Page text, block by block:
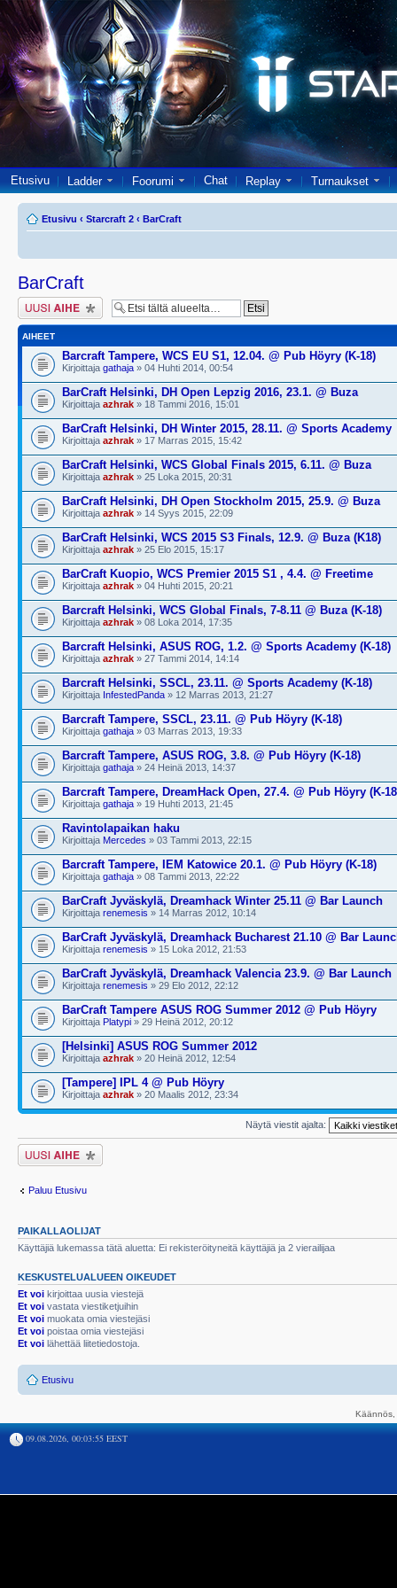
Etusivu Ladder Foorumi Chat Replay Turnaukset
Etusivu ‹ Starcraft 2 ‹ BarCraft
BarCraft
Lähetä uusi viesti
AIHEET
Barcraft Tampere, WCS EU S1, 12.04. @ Pub Höyry (K-18)
Kirjoittaja gathaja » 04 Huhti 2014, 00:54
BarCraft Helsinki, DH Open Lepzig 2016, 23.1. @ Buza
Kirjoittaja azhrak » 18 Tammi 2016, 15:01
BarCraft Helsinki, DH Winter 2015, 28.11. @ Sports Academy
Kirjoittaja azhrak » 17 Marras 2015, 15:42
BarCraft Helsinki, WCS Global Finals 2015, 6.11. @ Buza
Kirjoittaja azhrak » 25 Loka 2015, 20:31
BarCraft Helsinki, DH Open Stockholm 2015, 25.9. @ Buza
Kirjoittaja azhrak » 14 Syys 2015, 22:09
BarCraft Helsinki, WCS 2015 S3 Finals, 12.9. @ Buza (K18)
Kirjoittaja azhrak » 25 Elo 2015, 15:17
BarCraft Kuopio, WCS Premier 2015 S1 , 4.4. @ Freetime
Kirjoittaja azhrak » 04 Huhti 2015, 20:21
Barcraft Helsinki, WCS Global Finals, 7-8.11 @ Buza (K-18)
Kirjoittaja azhrak » 08 Loka 2014, 17:35
Barcraft Helsinki, ASUS ROG, 1.2. @ Sports Academy (K-18)
Kirjoittaja azhrak » 27 Tammi 2014, 14:14
Barcraft Helsinki, SSCL, 23.11. @ Sports Academy (K-18)
Kirjoittaja InfestedPanda » 12 Marras 2013, 21:27
Barcraft Tampere, SSCL, 23.11. @ Pub Höyry (K-18)
Kirjoittaja gathaja » 03 Marras 2013, 19:33
Barcraft Tampere, ASUS ROG, 3.8. @ Pub Höyry (K-18)
Kirjoittaja gathaja » 24 Heinä 2013, 14:37
Barcraft Tampere, DreamHack Open, 27.4. @ Pub Höyry (K-
Kirjoittaja gathaja » 19 Huhti 2013, 21:45
Ravintolapaikan haku
Kirjoittaja Mercedes » 03 Tammi 2013, 22:15
Barcraft Tampere, IEM Katowice 20.1. @ Pub Höyry (K-18)
Kirjoittaja gathaja » 08 Tammi 2013, 22:22
BarCraft Jyväskylä, Dreamhack Winter 25.11 @ Bar Launch
Kirjoittaja renemesis » 14 Marras 2012, 10:14
BarCraft Jyväskylä, Dreamhack Bucharest 21.10 @ Bar
Kirjoittaja renemesis » 15 Loka 2012, 21:53
BarCraft Jyväskylä, Dreamhack Valencia 23.9. @ Bar Launch
Kirjoittaja renemesis » 29 Elo 2012, 22:12
BarCraft Tampere ASUS ROG Summer 2012 @ Pub Höyry
Kirjoittaja Platypi » 29 Heinä 2012, 20:12
[Helsinki] ASUS ROG Summer 2012
Kirjoittaja azhrak » 20 Heinä 2012, 12:54
[Tampere] IPL 4 @ Pub Höyry
Kirjoittaja azhrak » 20 Maalis 2012, 23:34
Näytä viestit ajalta:
Lähetä uusi viesti
Paluu Etusivu
PAIKALLAOLIJAT
Käyttäjiä lukemassa tätä aluetta: Ei rekisteröityneitä käyttäjiä ja 2 vierailijaa
KESKUSTELUALUEEN OIKEUDET
Et voi kirjoittaa uusia viestejä
Et voi vastata viestiketjuihin
Et voi muokata omia viestejäsi
Et voi poistaa omia viestejäsi
Et voi lähettää liitetiedostoja.
Etusivu
09.08.2026, 00:03:55 EEST